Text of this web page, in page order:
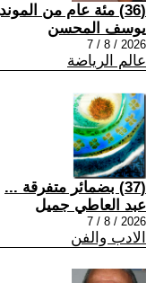
(36) مئة عام من المونديال
يوسف المحسن
2026 / 8 / 7
عالم الرياضة
(37) بضمائر متفرقة ...
عبد العاطي جميل
2026 / 8 / 7
الادب والفن